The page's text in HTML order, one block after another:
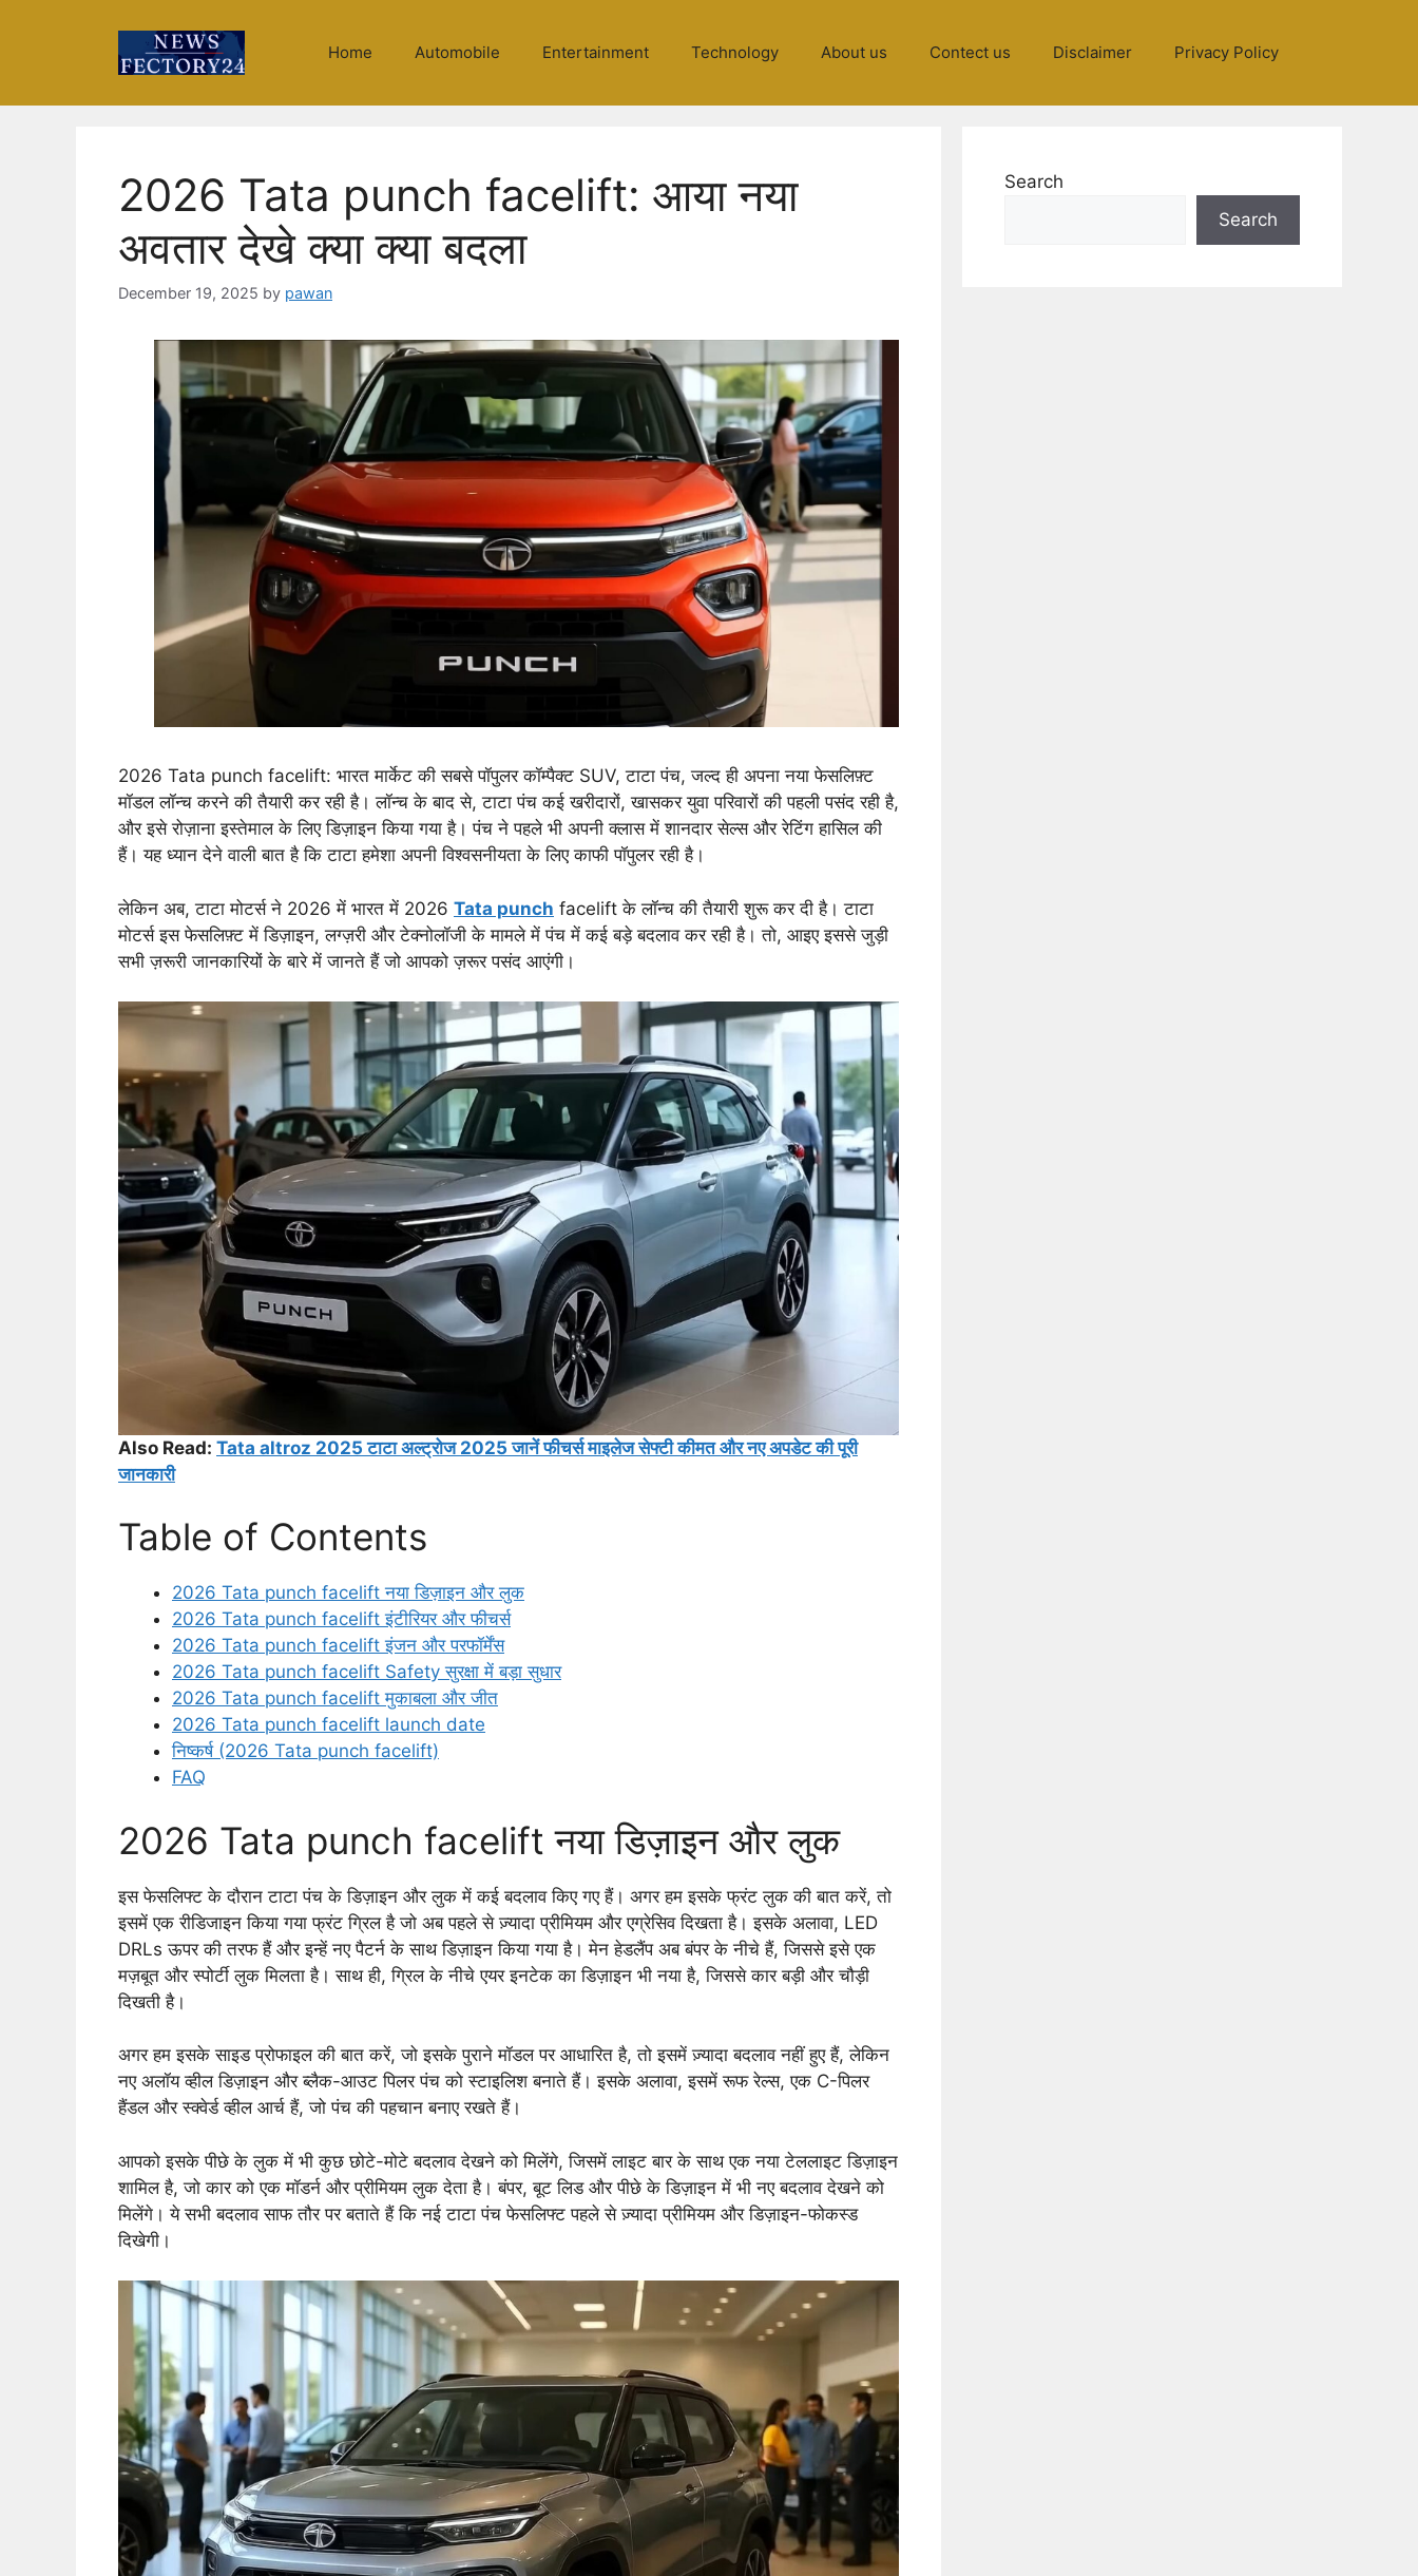
Home Automobile Entertainment Technology About us Contect us Disclaimer Privacy Policy
2026 Tata punch facelift: आया नया
अवतार देखे क्या क्या बदला
December 19, 2025 by pawan
2026 Tata punch facelift: भारत मार्केट की सबसे पॉपुलर कॉम्पैक्ट SUV, टाटा पंच, जल्द ही अपना नया फेसलिफ़्ट
मॉडल लॉन्च करने की तैयारी कर रही है। लॉन्च के बाद से, टाटा पंच कई खरीदारों, खासकर युवा परिवारों की पहली पसंद रही है,
और इसे रोज़ाना इस्तेमाल के लिए डिज़ाइन किया गया है। पंच ने पहले भी अपनी क्लास में शानदार सेल्स और रेटिंग हासिल की
हैं। यह ध्यान देने वाली बात है कि टाटा हमेशा अपनी विश्वसनीयता के लिए काफी पॉपुलर रही है।
लेकिन अब, टाटा मोटर्स ने 2026 में भारत में 2026 Tata punch facelift के लॉन्च की तैयारी शुरू कर दी है। टाटा
मोटर्स इस फेसलिफ़्ट में डिज़ाइन, लग्ज़री और टेक्नोलॉजी के मामले में पंच में कई बड़े बदलाव कर रही है। तो, आइए इससे जुड़ी
सभी ज़रूरी जानकारियों के बारे में जानते हैं जो आपको ज़रूर पसंद आएंगी।
Also Read: Tata altroz 2025 टाटा अल्ट्रोज 2025 जानें फीचर्स माइलेज सेफ्टी कीमत और नए अपडेट की पूरी
जानकारी
Table of Contents
2026 Tata punch facelift नया डिज़ाइन और लुक
2026 Tata punch facelift इंटीरियर और फीचर्स
2026 Tata punch facelift इंजन और परफॉर्मेंस
2026 Tata punch facelift Safety सुरक्षा में बड़ा सुधार
2026 Tata punch facelift मुकाबला और जीत
2026 Tata punch facelift launch date
निष्कर्ष (2026 Tata punch facelift)
FAQ
2026 Tata punch facelift नया डिज़ाइन और लुक
इस फेसलिफ्ट के दौरान टाटा पंच के डिज़ाइन और लुक में कई बदलाव किए गए हैं। अगर हम इसके फ्रंट लुक की बात करें, तो
इसमें एक रीडिजाइन किया गया फ्रंट ग्रिल है जो अब पहले से ज़्यादा प्रीमियम और एग्रेसिव दिखता है। इसके अलावा, LED
DRLs ऊपर की तरफ हैं और इन्हें नए पैटर्न के साथ डिज़ाइन किया गया है। मेन हेडलैंप अब बंपर के नीचे हैं, जिससे इसे एक
मज़बूत और स्पोर्टी लुक मिलता है। साथ ही, ग्रिल के नीचे एयर इनटेक का डिज़ाइन भी नया है, जिससे कार बड़ी और चौड़ी
दिखती है।
अगर हम इसके साइड प्रोफाइल की बात करें, जो इसके पुराने मॉडल पर आधारित है, तो इसमें ज़्यादा बदलाव नहीं हुए हैं, लेकिन
नए अलॉय व्हील डिज़ाइन और ब्लैक-आउट पिलर पंच को स्टाइलिश बनाते हैं। इसके अलावा, इसमें रूफ रेल्स, एक C-पिलर
हैंडल और स्क्वेर्ड व्हील आर्च हैं, जो पंच की पहचान बनाए रखते हैं।
आपको इसके पीछे के लुक में भी कुछ छोटे-मोटे बदलाव देखने को मिलेंगे, जिसमें लाइट बार के साथ एक नया टेललाइट डिज़ाइन
शामिल है, जो कार को एक मॉडर्न और प्रीमियम लुक देता है। बंपर, बूट लिड और पीछे के डिज़ाइन में भी नए बदलाव देखने को
मिलेंगे। ये सभी बदलाव साफ तौर पर बताते हैं कि नई टाटा पंच फेसलिफ्ट पहले से ज़्यादा प्रीमियम और डिज़ाइन-फोकस्ड
दिखेगी।
Search
Search